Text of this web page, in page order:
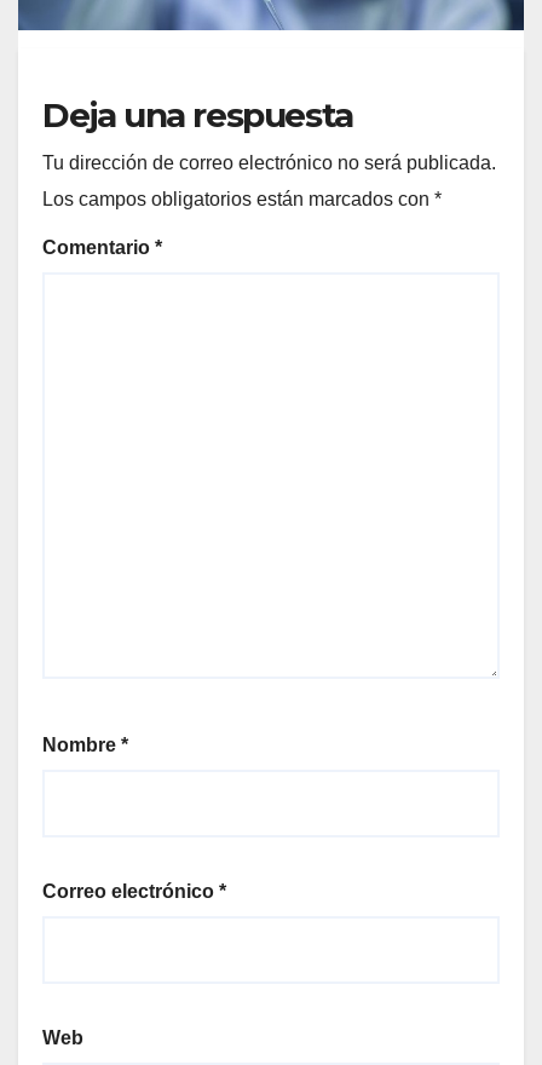
Deja una respuesta
Tu dirección de correo electrónico no será publicada.
Los campos obligatorios están marcados con *
Comentario *
Nombre *
Correo electrónico *
Web